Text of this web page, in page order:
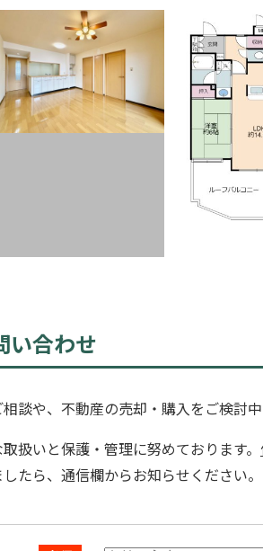
い合わせ
談や、不動産の売却・購入をご検討
扱いと保護・管理に努めております。
たら、通信欄からお知らせください。